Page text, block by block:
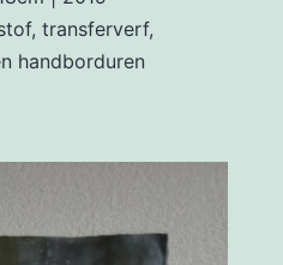
transferverf,
handborduren